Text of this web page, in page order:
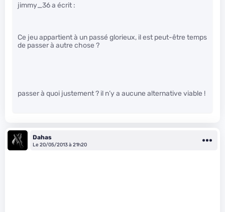
jimmy_36 a écrit :
Ce jeu appartient à un passé glorieux, il est peut-être temps
de passer à autre chose ?
passer à quoi justement ? il n’y a aucune alternative viable !
Dahas
Le 20/05/2013 à 21h20